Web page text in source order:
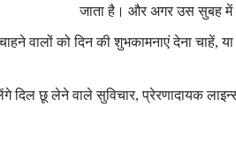
जाता है। और अगर उस सुबह में
वालों को दिन की शुभकामनाएं देना चाहें,
दिल छू लेने वाले सुविचार, प्रेरणादायक